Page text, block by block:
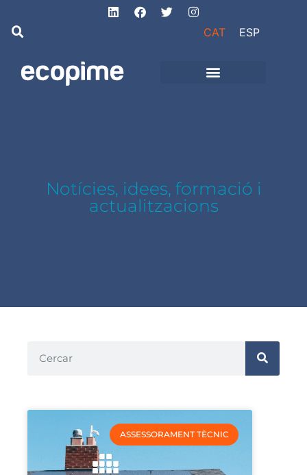
CAT ESP
Notícies, idees, formació i
actualitzacions
ASSESSORAMENT TÈCNIC